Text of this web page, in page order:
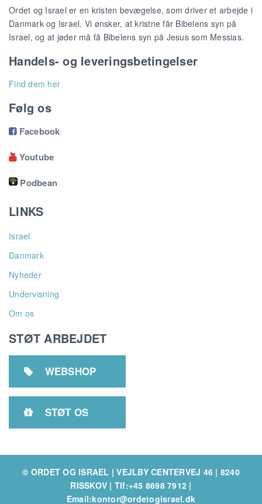
Ordet og Israel er en kristen bevægelse, som driver et arbejde i
Danmark og Israel. Vi ønsker, at kristne får Bibelens syn på
Israel, og at jøder må få Bibelens syn på Jesus som Messias.
Handels- og leveringsbetingelser
Find dem her
Følg os
Facebook
Youtube
Podbean
LINKS
Israel
Danmark
Nyheder
Undervisning
Om os
STØT ARBEJDET
 WEBSHOP
 STØT OS
© ORDET OG ISRAEL | VEJLBY CENTERVEJ 46 | 8240
RISSKOV | Tlf:+45 8698 7912 |
Email:kontor@ordetogisrael.dk